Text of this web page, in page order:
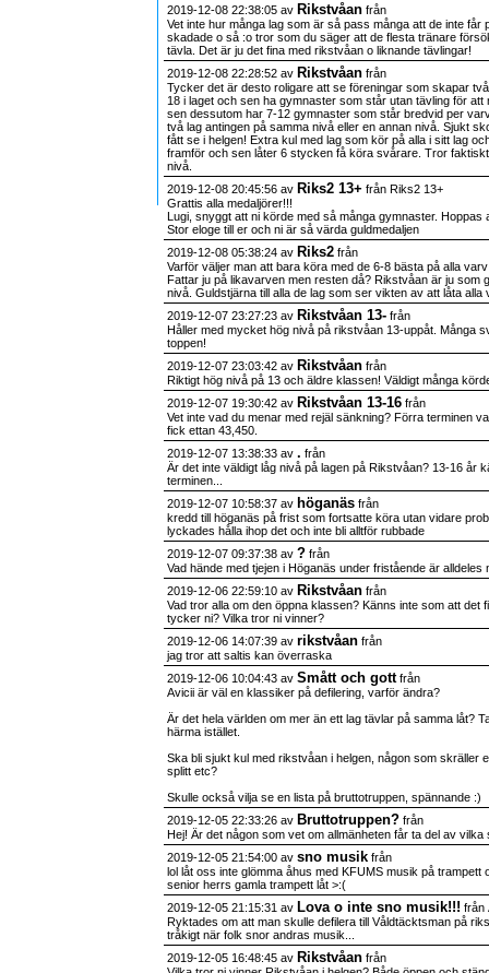
2019-12-08 22:38:05 av Rikstvåan från
Vet inte hur många lag som är så pass många att de inte får
skadade o så :o tror som du säger att de flesta tränare
tävla. Det är ju det fina med rikstvåan o liknande tävlingar!
2019-12-08 22:28:52 av Rikstvåan från
Tycker det är desto roligare att se föreningar som skapar
18 i laget och sen ha gymnaster som står utan tävling för
sen dessutom har 7-12 gymnaster som står bredvid per
två lag antingen på samma nivå eller en annan nivå. Sjukt
fått se i helgen! Extra kul med lag som kör på alla i sitt lag
framför och sen låter 6 stycken få köra svårare. Tror
nivå.
2019-12-08 20:45:56 av Riks2 13+ från Riks2 13+
Grattis alla medaljörer!!!
Lugi, snyggt att ni körde med så många gymnaster.
Stor eloge till er och ni är så värda guldmedaljen
2019-12-08 05:38:24 av Riks2 från
Varför väljer man att bara köra med de 6-8 bästa på alla
Fattar ju på likavarven men resten då? Rikstvåan är ju som
nivå. Guldstjärna till alla de lag som ser vikten av att låta alla
2019-12-07 23:27:23 av Rikstvåan 13- från
Håller med mycket hög nivå på rikstvåan 13-uppåt. Många
toppen!
2019-12-07 23:03:42 av Rikstvåan från
Riktigt hög nivå på 13 och äldre klassen! Väldigt många
2019-12-07 19:30:42 av Rikstvåan 13-16 från
Vet inte vad du menar med rejäl sänkning? Förra terminen
fick ettan 43,450.
2019-12-07 13:38:33 av . från
Är det inte väldigt låg nivå på lagen på Rikstvåan? 13-16 år
terminen...
2019-12-07 10:58:37 av höganäs från
kredd till höganäs på frist som fortsatte köra utan vidare
lyckades hålla ihop det och inte bli alltför rubbade
2019-12-07 09:37:38 av ? från
Vad hände med tjejen i Höganäs under fristående är alldeles
2019-12-06 22:59:10 av Rikstvåan från
Vad tror alla om den öppna klassen? Känns inte som att det
tycker ni? Vilka tror ni vinner?
2019-12-06 14:07:39 av rikstvåan från
jag tror att saltis kan överraska
2019-12-06 10:04:43 av Smått och gottfrån
Avicii är väl en klassiker på defilering, varför ändra?
Är det hela världen om mer än ett lag tävlar på samma låt?
härma istället.
Ska bli sjukt kul med rikstvåan i helgen, någon som skräller
splitt etc?
Skulle också vilja se en lista på bruttotruppen, spännande :)
2019-12-05 22:33:26 av Bruttotruppen? från
Hej! Är det någon som vet om allmänheten får ta del av
2019-12-05 21:54:00 av sno musik från
lol låt oss inte glömma åhus med KFUMS musik på trampett
senior herrs gamla trampett låt >:(
2019-12-05 21:15:31 av Lova o inte sno musik!!! från
Ryktades om att man skulle defilera till Våldtäcktsman på
tråkigt när folk snor andras musik...
2019-12-05 16:48:45 av Rikstvåan från